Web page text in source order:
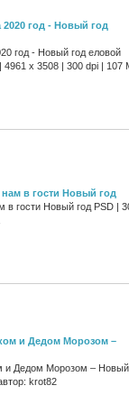
год - Новый год
год - Новый год еловой
4961 х 3508 | 300 dpi | 107
в гости Новый год
гости Новый год PSD |
и Дедом Морозом –
и Дедом Морозом – Новый
krot82